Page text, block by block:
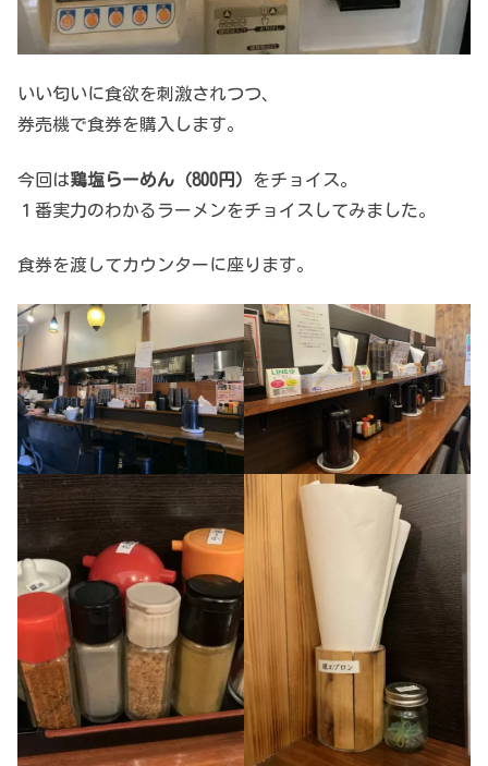
いい匂いに食欲を刺激されつつ、
券売機で食券を購入します。
今回は鶏塩らーめん（800円） をチョイス。
１番実力のわかるラーメンをチョイスしてみました。
食券を渡してカウンターに座ります。